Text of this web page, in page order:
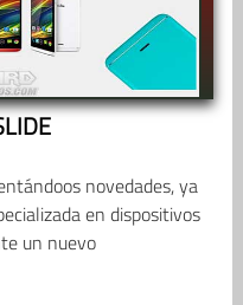
novedades, ya
en dispositivos
un nuevo